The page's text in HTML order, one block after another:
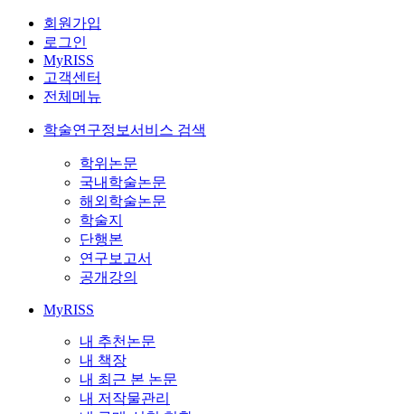
회원가입
로그인
MyRISS
고객센터
전체메뉴
학술연구정보서비스 검색
학위논문
국내학술논문
해외학술논문
학술지
단행본
연구보고서
공개강의
MyRISS
내 추천논문
내 책장
내 최근 본 논문
내 저작물관리